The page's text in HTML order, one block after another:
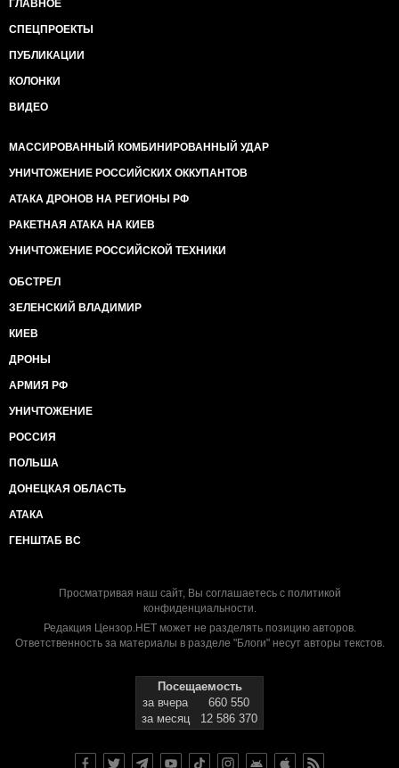
ГЛАВНОЕ
СПЕЦПРОЕКТЫ
ПУБЛИКАЦИИ
КОЛОНКИ
ВИДЕО
МАССИРОВАННЫЙ КОМБИНИРОВАННЫЙ УДАР
УНИЧТОЖЕНИЕ РОССИЙСКИХ ОККУПАНТОВ
АТАКА ДРОНОВ НА РЕГИОНЫ РФ
РАКЕТНАЯ АТАКА НА КИЕВ
УНИЧТОЖЕНИЕ РОССИЙСКОЙ ТЕХНИКИ
ОБСТРЕЛ
ЗЕЛЕНСКИЙ ВЛАДИМИР
КИЕВ
ДРОНЫ
АРМИЯ РФ
УНИЧТОЖЕНИЕ
РОССИЯ
ПОЛЬША
ДОНЕЦКАЯ ОБЛАСТЬ
АТАКА
ГЕНШТАБ ВС
Просматривая наш сайт, Вы соглашаетесь с политикой
конфиденциальности.
Редакция Цензор.НЕТ может не разделять позицию авторов.
Ответственность за материалы в разделе "Блоги" несут авторы текстов.
Посещаемость
за вчера
660 550
за месяц
12 586 370